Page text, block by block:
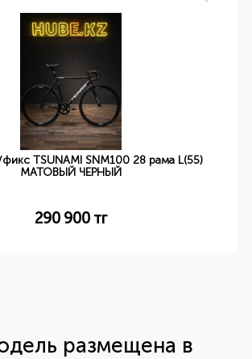
TSUNAMI SNM100 28 рама L(55)
МАТОВЫЙ ЧЕРНЫЙ
290 900 тг
размещена в